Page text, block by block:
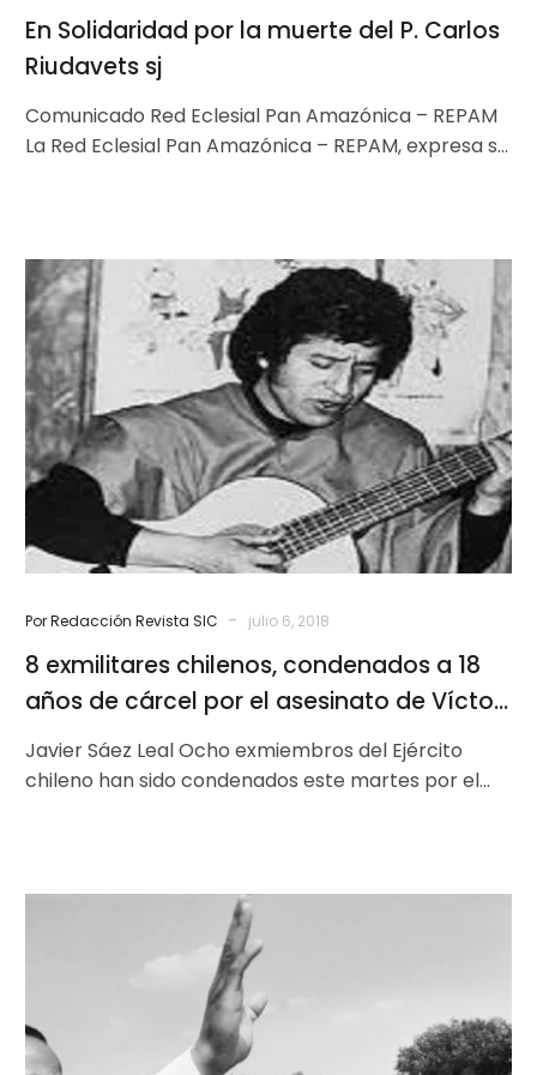
En Solidaridad por la muerte del P. Carlos
Riudavets sj
Comunicado Red Eclesial Pan Amazónica – REPAM
La Red Eclesial Pan Amazónica – REPAM, expresa su
8
exmilitares
chilenos,
condenados
a
18
años
de
cárcel
por
el
de
Víctor
Jara
1973
Por Redacción Revista SIC - julio 6, 2018
8 exmilitares chilenos, condenados a 18
años de cárcel por el asesinato de Víctor
Jara en 1973
Javier Sáez Leal Ocho exmiembros del Ejército
chileno han sido condenados este martes por el